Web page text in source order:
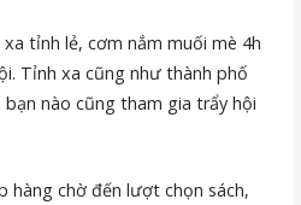
tỉnh lẻ, cơm nắm muối mè 4h
Tỉnh xa cũng như thành phố
nào cũng tham gia trẩy hội
hàng chờ đến lượt chọn sách,